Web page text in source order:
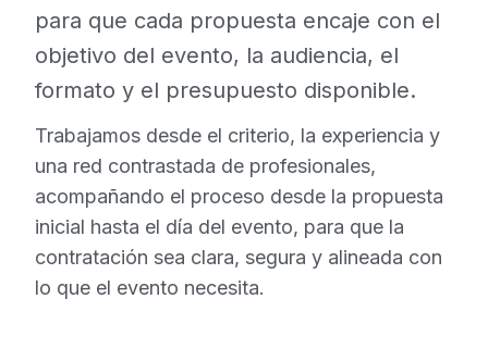
para que cada propuesta encaje con el
objetivo del evento, la audiencia, el
formato y el presupuesto disponible.
Trabajamos desde el criterio, la experiencia y
una red contrastada de profesionales,
acompañando el proceso desde la propuesta
inicial hasta el día del evento, para que la
contratación sea clara, segura y alineada con
lo que el evento necesita.